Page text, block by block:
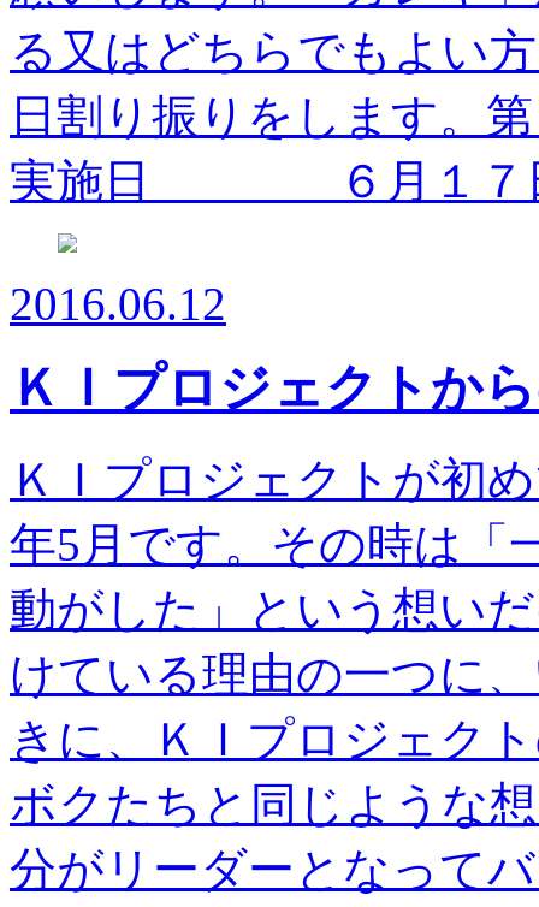
る又はどちらでもよい
日割り振りをします
実施日 ６月１７日
2016.06.12
ＫＩプロジェクトか
ＫＩプロジェクトが初
年5月です。その時は「
動がした」という想い
けている理由の一つに
きに、ＫＩプロジェク
ボクたちと同じような
分がリーダーとなって